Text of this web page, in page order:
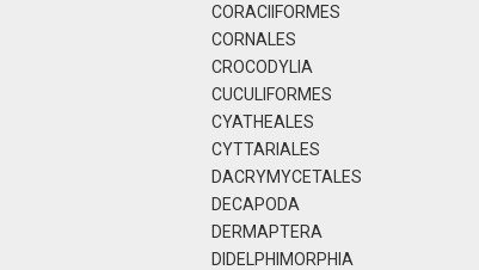
CORACIIFORMES
CORNALES
CROCODYLIA
CUCULIFORMES
CYATHEALES
CYTTARIALES
DACRYMYCETALES
DECAPODA
DERMAPTERA
DIDELPHIMORPHIA